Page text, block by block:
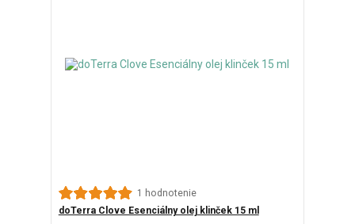
1 hodnotenie
doTerra Clove Esenciálny olej klinček 15 ml